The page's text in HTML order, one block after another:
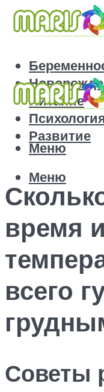
Питание
Развитие
Меню
Меню
время
всего
Советы